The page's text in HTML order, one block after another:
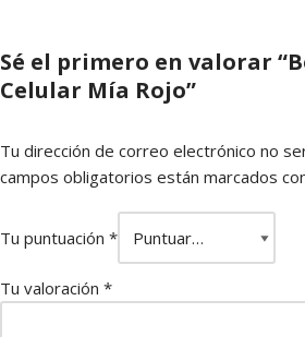
Sé el primero en valorar
Celular Mía Rojo”
Tu dirección de correo electrónico no
campos obligatorios están marcados
Tu puntuación *
Tu valoración *